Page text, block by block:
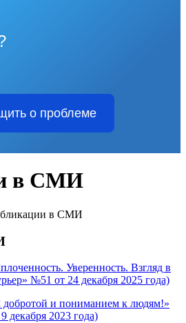
о проблеме
в СМИ
в СМИ
Уверенность. Взгляд в
№51 от 24 декабря 2025 года)
добротой и пониманием к людям!»
декабря 2023 года)